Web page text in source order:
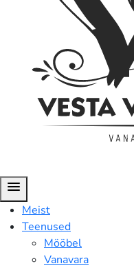
menu
Meist
Teenused
Mööbel
Vanavara